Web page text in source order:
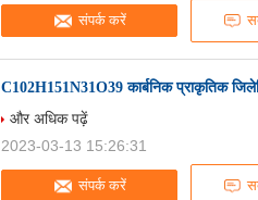
संपर्क करें
C102H151N31O39 कार्बनिक प्राकृतिक
संपर्क करें
और अधिक पढ़ें
2023-03-13 15:26:31